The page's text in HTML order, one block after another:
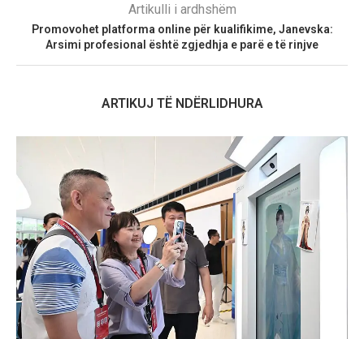
Artikulli i ardhshëm
Promovohet platforma online për kualifikime, Janevska:
Arsimi profesional është zgjedhja e parë e të rinjve
ARTIKUJ TË NDËRLIDHURA